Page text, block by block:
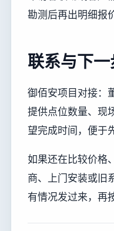
勘测后再出明细报
联系与下一
御佰安项目对接：
提供点位数量、现
望完成时间，便于
如果还在比较价格
商、上门安装或旧
有情况发过来，再